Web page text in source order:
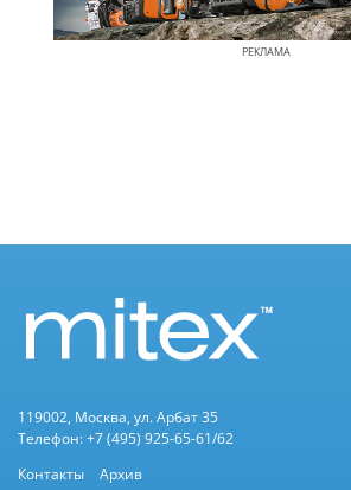
РЕКЛАМА
119002, Москва, ул. Арбат 35
Телефон: +7 (495) 925-65-61/62
Контакты
Архив